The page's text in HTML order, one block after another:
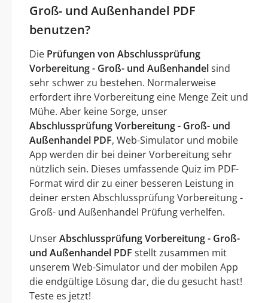
Groß- und Außenhandel PDF
benutzen?
Die Prüfungen von Abschlussprüfung
Vorbereitung - Groß- und Außenhandelsind
sehr schwer zu bestehen. Normalerweise
erfordert ihre Vorbereitung eine Menge Zeit und
Mühe. Aber keine Sorge, unser
Abschlussprüfung Vorbereitung - Groß- und
Außenhandel PDF, Web-Simulator und mobile
App werden dir bei deiner Vorbereitung sehr
nützlich sein. Dieses umfassende Quiz im PDF-
Format wird dir zu einer besseren Leistung in
deiner ersten Abschlussprüfung Vorbereitung -
Groß- und Außenhandel Prüfung verhelfen.
UnserAbschlussprüfung Vorbereitung - Groß-
und Außenhandel PDF stellt zusammen mit
unserem Web-Simulator und der mobilen App
die endgültige Lösung dar, die du gesucht hast!
Teste es jetzt!